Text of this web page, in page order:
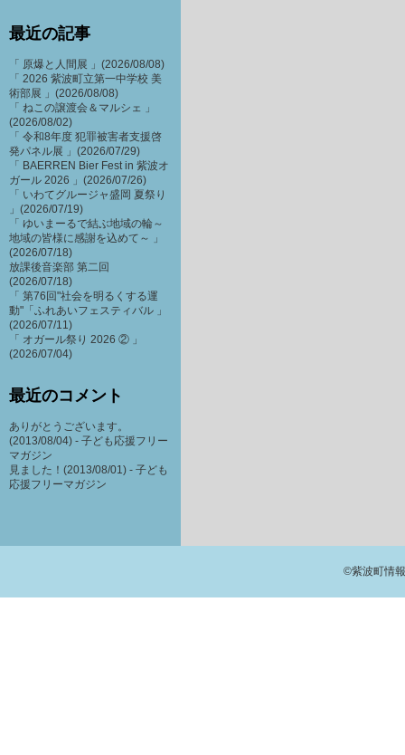
最近の記事
「 原爆と人間展 」(2026/08/08)
「 2026 紫波町立第一中学校 美
術部展 」(2026/08/08)
「 ねこの譲渡会＆マルシェ 」
(2026/08/02)
「 令和8年度 犯罪被害者支援啓
発パネル展 」(2026/07/29)
「 BAERREN Bier Fest in 紫波オ
ガール 2026 」(2026/07/26)
「 いわてグルージャ盛岡 夏祭り
」(2026/07/19)
「 ゆいまーるで結ぶ地域の輪～
地域の皆様に感謝を込めて～ 」
(2026/07/18)
放課後音楽部 第二回
(2026/07/18)
「 第76回"社会を明るくする運
動"「ふれあいフェスティバル 」
(2026/07/11)
「 オガール祭り 2026 ② 」
(2026/07/04)
最近のコメント
ありがとうございます。
(2013/08/04) - 子ども応援フリー
マガジン
見ました！(2013/08/01) - 子ども
応援フリーマガジン
©紫波町情